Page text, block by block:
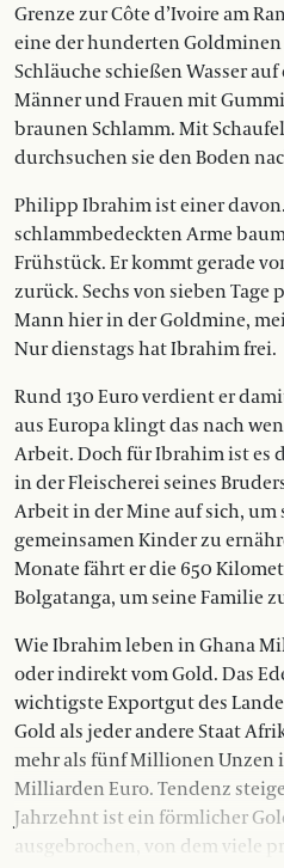
Grenze zur Côte d’Ivoire am
eine der hunderten Goldminen
Schläuche schießen Wasser
Männer und Frauen mit
braunen Schlamm. Mit
durchsuchen sie den Boden
Philipp Ibrahim ist einer
schlammbedeckten Arme
Frühstück. Er kommt gerade
zurück. Sechs von sieben Tage
Mann hier in der Goldmine,
Nur dienstags hat Ibrahim frei.
Rund 130 Euro verdient er
aus Europa klingt das nach
Arbeit. Doch für Ibrahim ist es
in der Fleischerei seines
Arbeit in der Mine auf sich, um
gemeinsamen Kinder zu
Monate fährt er die 650
Bolgatanga, um seine Familie
Wie Ibrahim leben in Ghana
oder indirekt vom Gold. Das
wichtigste Exportgut des
Gold als jeder andere Staat
mehr als fünf Millionen Unzen
Milliarden Euro. Tendenz
Jahrzehnt ist ein förmlicher
ausgebrochen, von dem viele